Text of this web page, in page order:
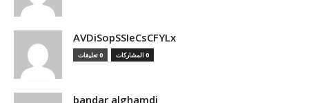
AVDiSopSSIeCsCFYLx
0 المشاركات 0 تعليقات
bandar alghamdi